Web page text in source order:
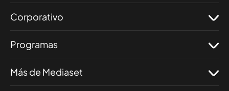
Corporativo
Programas
Más de Mediaset